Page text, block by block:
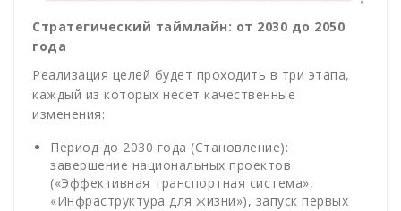
Стратегический таймлайн: от 2030 до 2050
года
Реализация целей будет проходить в три этапа,
каждый из которых несет качественные
изменения:
Период до 2030 года (Становление):
завершение национальных проектов
(«Эффективная транспортная система»,
«Инфраструктура для жизни»), запуск первых